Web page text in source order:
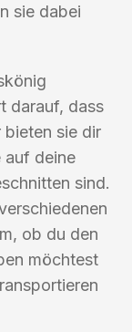
sie dabei
darauf, dass
bieten sie dir
auf deine
sind.
ob du den
möchtest